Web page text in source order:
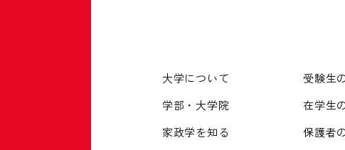
大学について
学部・大学院
家政学を知る
受験生
在学生
保護者